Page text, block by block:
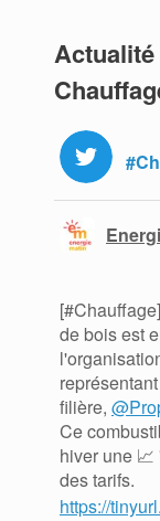
de bois est
filière,
Ce
hiver une
des tarifs.
https://